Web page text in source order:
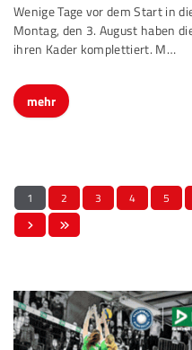
Wenige Tage vor dem Start in
Montag, den 3. August haben
ihren Kader komplettiert. M…
mehr
1 2 3 4 5